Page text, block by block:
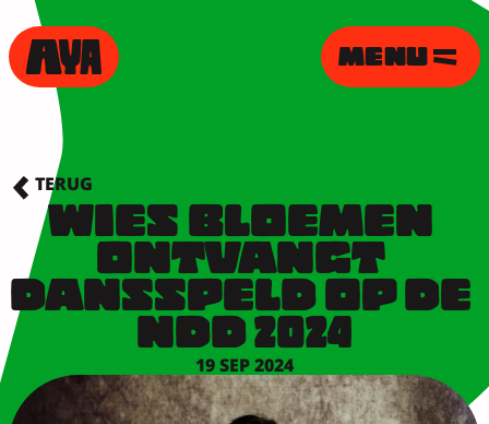
TERUG
WIES BLOEMEN
ONTVANGT
DANSSPELD OP DE
NDD 2024
19 SEP 2024
MENU